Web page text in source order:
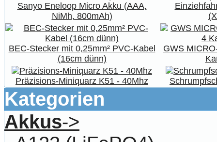
Sanyo Eneloop Micro Akku (AAA,
NiMh, 800mAh)
BEC-Stecker mit 0,25mm² PVC-Kabel
(16cm dünn)
GWS
Präzisions-Miniquarz K51 - 40Mhz
Kategorien
Akkus->